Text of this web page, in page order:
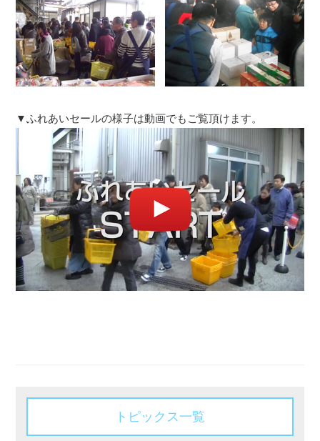
▼ふれあいセールの様子は動画でもご覧頂けます。
トピックス一覧